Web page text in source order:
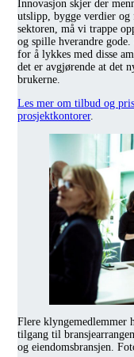
Innovasjon skjer der
utslipp, bygge verdier og
sektoren, må vi trappe
og spille hverandre
for å lykkes med disse
det er avgjørende at det
brukerne.
Les mer om tilbud og
prosjektkontorer.
Flere klyngemedlemmer
tilgang til
og eiendomsbransjen.